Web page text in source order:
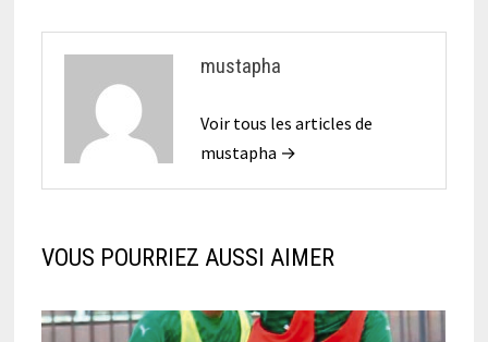
mustapha
Voir tous les articles de
mustapha →
VOUS POURRIEZ AUSSI AIMER